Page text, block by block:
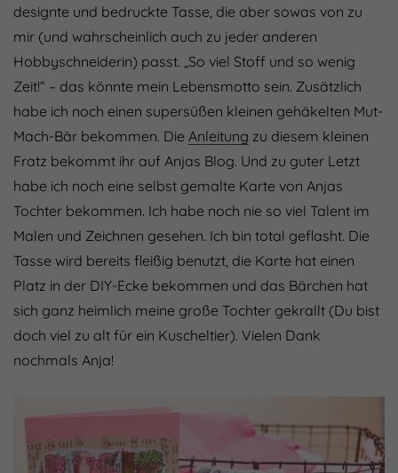
designte und bedruckte Tasse, die aber sowas von zu
mir (und wahrscheinlich auch zu jeder anderen
Hobbyschneiderin) passt. „So viel Stoff und so wenig
Zeit!“ – das könnte mein Lebensmotto sein. Zusätzlich
habe ich noch einen supersüßen kleinen gehäkelten Mut-
Mach-Bär bekommen. Die Anleitung zu diesem kleinen
Fratz bekommt ihr auf Anjas Blog. Und zu guter Letzt
habe ich noch eine selbst gemalte Karte von Anjas
Tochter bekommen. Ich habe noch nie so viel Talent im
Malen und Zeichnen gesehen. Ich bin total geflasht. Die
Tasse wird bereits fleißig benutzt, die Karte hat einen
Platz in der DIY-Ecke bekommen und das Bärchen hat
sich ganz heimlich meine große Tochter gekrallt (Du bist
doch viel zu alt für ein Kuscheltier). Vielen Dank
nochmals Anja!